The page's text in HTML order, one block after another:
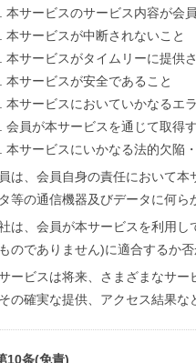
本サービスのサービス内容が会
本サービスが中断されないこと
本サービスがタイムリーに提供
本サービスが安全であること
本サービスにおいていかなるエ
会員が本サービスを通じて取得
本サービスにいかなる法的欠陥
は、会員自身の責任において本
等の通信機器及びデータに何ら
は、会員が本サービスを利用
のでありません)に適合するか
ービスは将来、さまざまなサ
の確実な提供、アクセス結果な
10条(免責)